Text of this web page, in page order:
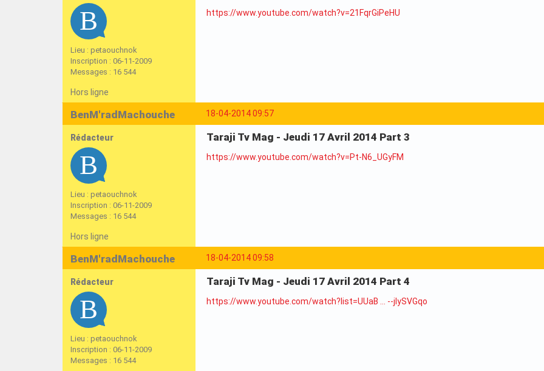
Lieu : petaouchnok
Inscription : 06-11-2009
Messages : 16 544
https://www.youtube.com/watch?v=21FqrGiPeHU
Hors ligne
18-04-2014 09:57
BenM'radMachouche
Rédacteur
Lieu : petaouchnok
Inscription : 06-11-2009
Messages : 16 544
Taraji Tv Mag - Jeudi 17 Avril 2014 Part 3
https://www.youtube.com/watch?v=Pt-N6_UGyFM
Hors ligne
18-04-2014 09:58
BenM'radMachouche
Rédacteur
Lieu : petaouchnok
Inscription : 06-11-2009
Messages : 16 544
Taraji Tv Mag - Jeudi 17 Avril 2014 Part 4
https://www.youtube.com/watch?list=UUaB … --jlySVGqo